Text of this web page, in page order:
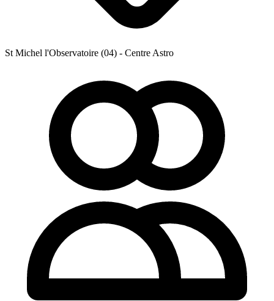
St Michel l'Observatoire (04) - Centre Astro